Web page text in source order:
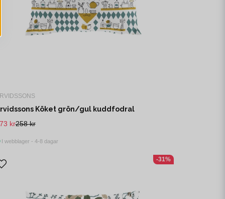
Köket grön/gul kuddfodral
258 kr
kr
I webblager - 4-8 dagar
-31%